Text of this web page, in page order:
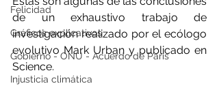
Felicidad
Gráficos explicativos
Gobierno - ONU - Acuerdo de Paris
Injusticia climática
de un exhaustivo trabajo de
investigación realizado por el ecólogo
evolutivo Mark Urban y publicado en
Science.